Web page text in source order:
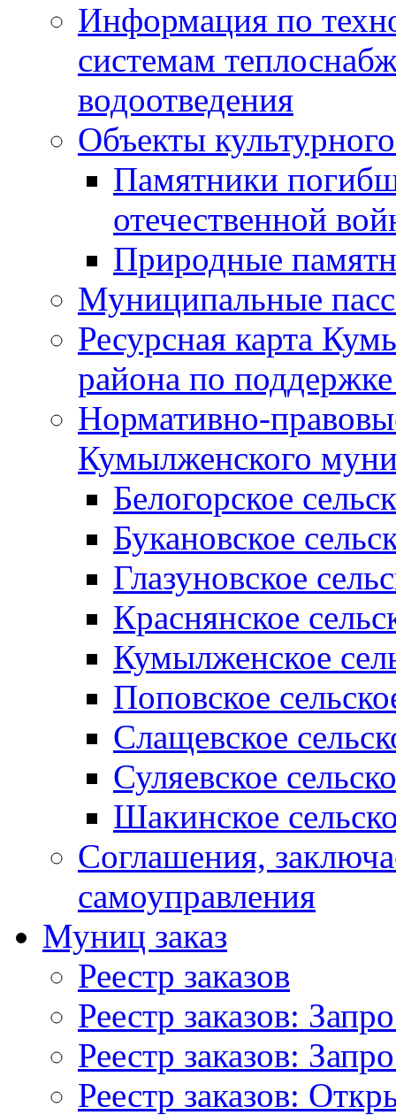
Информация по
системам
водоотведения
Объекты
Памятники
отечественной
Природные
Муниципальные
Ресурсная карта
района по
Нормативно-
Кумылженского
Белогорское
Букановское
Глазуновское
Краснянское
Кумылженское
Поповское
Слащевское
Суляевское
Шакинское
Соглашения,
самоуправления
Муниц заказ
Реестр заказов
Реестр заказов:
Реестр заказов:
Реестр заказов: